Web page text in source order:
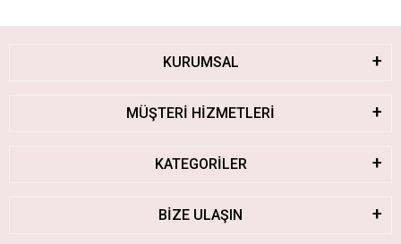
KURUMSAL
MÜŞTERİ HİZMETLERİ
KATEGORİLER
BİZE ULAŞIN